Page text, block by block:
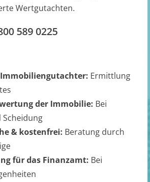
Wertgutachten.
589 0225
Ermittlung
der Immobilie: Bei
Scheidung
& kostenfrei: Beratung durch
für das Finanzamt: Bei